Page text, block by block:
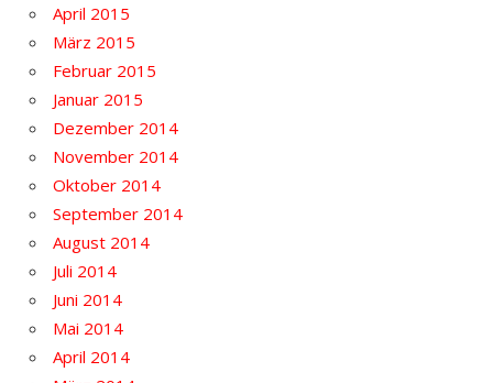
April 2015
März 2015
Februar 2015
Januar 2015
Dezember 2014
November 2014
Oktober 2014
September 2014
August 2014
Juli 2014
Juni 2014
Mai 2014
April 2014